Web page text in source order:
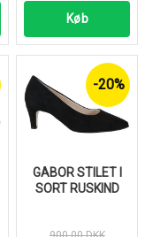
Køb
GABOR STILET I
SORT RUSKIND
-20%